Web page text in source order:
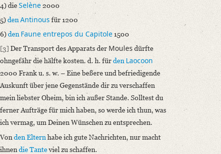
4) dieSelène 2000
5)denAntinous für 1200
6)den Faune entrepos du Capitole1500
[3]Der Transport des Apparats der Moules dürfte
ohngefähr die hälfte kosten. d. h. fürden Laocoon
2000 Frank u. s. w. – Eine beßere und befriedigende
Auskunft über jene Gegenstände dir zu verschaffen
mein liebster Oheim, bin ich außer Stande. Solltest du
ferner Aufträge für mich haben, so werde ich thun, was
ich vermag, um Deinen Wünschen zu entsprechen.
Vonden Elternhabe ich gute Nachrichten, nur macht
ihnendie Tanteviel zu schaffen.